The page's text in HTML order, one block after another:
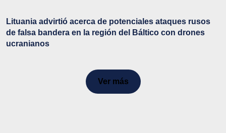
Lituania advirtió acerca de potenciales ataques rusos
de falsa bandera en la región del Báltico con drones
ucranianos
Ver más